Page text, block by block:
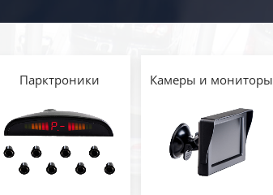
Парктроники Камеры и мониторы